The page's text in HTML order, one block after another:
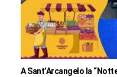
A Sant’Arcangelo la